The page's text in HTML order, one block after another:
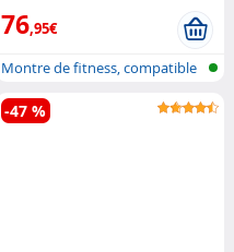
76,95€
Montre de fitness, compatible
ELESI...
-47 %